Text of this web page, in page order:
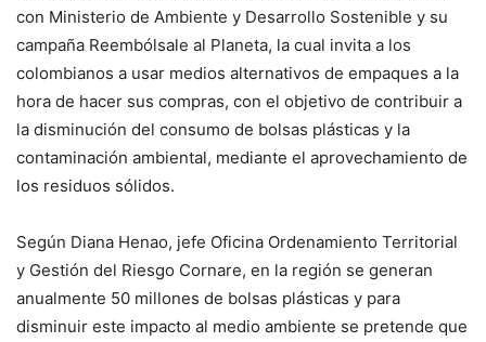
con Ministerio de Ambiente y Desarrollo Sostenible y su
campaña Reembólsale al Planeta, la cual invita a los
colombianos a usar medios alternativos de empaques a la
hora de hacer sus compras, con el objetivo de contribuir a
la disminución del consumo de bolsas plásticas y la
contaminación ambiental, mediante el aprovechamiento de
los residuos sólidos.
Según Diana Henao, jefe Oficina Ordenamiento Territorial
y Gestión del Riesgo Cornare, en la región se generan
anualmente 50 millones de bolsas plásticas y para
disminuir este impacto al medio ambiente se pretende que